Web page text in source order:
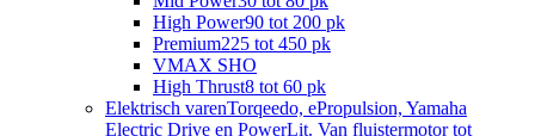
High Power90 tot 200 pk
Premium225 tot 450 pk
VMAX SHO
High Thrust8 tot 60 pk
Elektrisch varenTorqeedo, ePropulsion, Yamaha
Electric Drive en PowerLit. Van fluistermotor tot